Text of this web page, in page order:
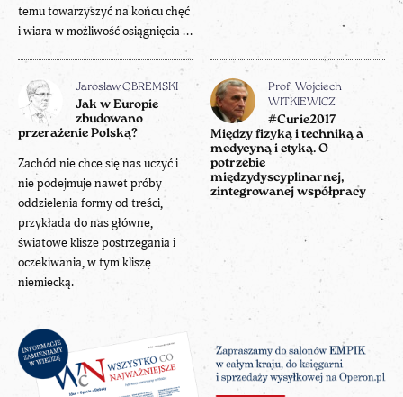
temu towarzyszyć na końcu chęć
i wiara w możliwość osiągnięcia ...
Jarosław OBREMSKI
Jak w Europie
zbudowano
przerażenie Polską?
Zachód nie chce się nas uczyć i
nie podejmuje nawet próby
oddzielenia formy od treści,
przykłada do nas główne,
światowe klisze postrzegania i
oczekiwania, w tym kliszę
niemiecką.
Prof. Wojciech
WITKIEWICZ
#Curie2017
Między fizyką i techniką a
medycyną i etyką. O
potrzebie
międzydyscyplinarnej,
zintegrowanej współpracy